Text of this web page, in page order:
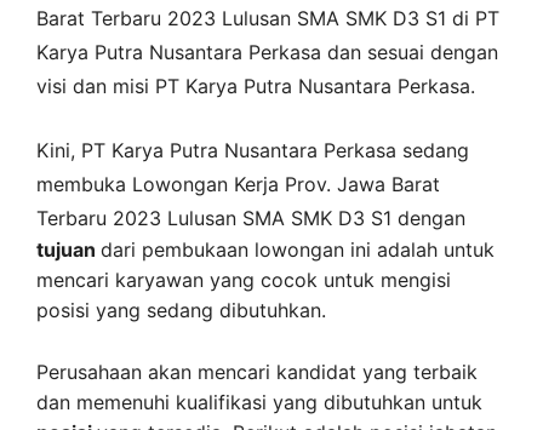
Barat Terbaru 2023 Lulusan SMA SMK D3 S1 di PT
Karya Putra Nusantara Perkasa dan sesuai dengan
visi dan misi PT Karya Putra Nusantara Perkasa.
Kini, PT Karya Putra Nusantara Perkasa sedang
membuka Lowongan Kerja Prov. Jawa Barat
Terbaru 2023 Lulusan SMA SMK D3 S1 dengan
tujuan dari pembukaan lowongan ini adalah untuk
mencari karyawan yang cocok untuk mengisi
posisi yang sedang dibutuhkan.
Perusahaan akan mencari kandidat yang terbaik
dan memenuhi kualifikasi yang dibutuhkan untuk